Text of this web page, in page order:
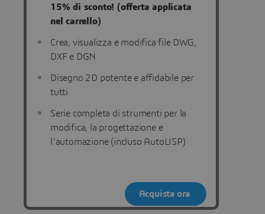
15% di sconto! (offerta applicata
nel carrello)
Crea, visualizza e modifica file DWG,
DXF e DGN
Disegno 2D potente e affidabile per
tutti
Serie completa di strumenti per la
modifica, la progettazione e
l'automazione (incluso AutoLISP)
Acquista ora